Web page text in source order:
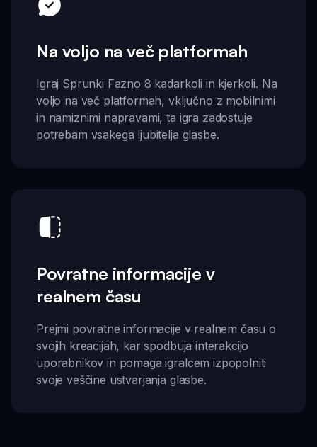
Na voljo na več platformah
Igraj Sprunki Fazno 8 kadarkoli in kjerkoli. Na
voljo na več platformah, vključno z mobilnimi
in namiznimi napravami, ta igra zadostuje
potrebam vsakega ljubitelja glasbe.
Povratne informacije v
realnem času
Prejmi povratne informacije v realnem času o
svojih kreacijah, kar spodbuja interakcijo
uporabnikov in pomaga igralcem izpopolniti
svoje veščine ustvarjanja glasbe.